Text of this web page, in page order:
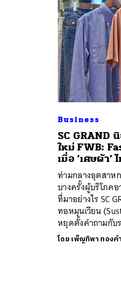
Business
SC GRAND
ใหม่ FWB:
เมื่อ ‘เศษผ้า’
ท่ามกลางอุตสาห
บางครั้งผู้บริโภค
ที่มาอย่างไร SC
ทอหมุนเวียน
หยุดตั้งคำถามกั
โดย เพ็ญทิพา ทองค